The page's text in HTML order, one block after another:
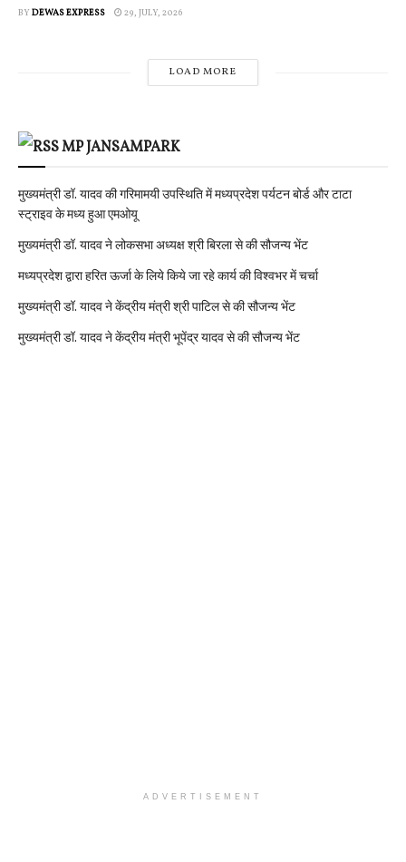
BY DEWAS EXPRESS 29, JULY, 2026
LOAD MORE
MP JANSAMPARK
मुख्यमंत्री डॉ. यादव की गरिमामयी उपस्थिति में मध्यप्रदेश पर्यटन बोर्ड और टाटा
स्ट्राइव के मध्य हुआ एमओयू
मुख्यमंत्री डॉ. यादव ने लोकसभा अध्यक्ष श्री बिरला से की सौजन्य भेंट
मध्यप्रदेश द्वारा हरित ऊर्जा के लिये किये जा रहे कार्य की विश्वभर में चर्चा
मुख्यमंत्री डॉ. यादव ने केंद्रीय मंत्री श्री पाटिल से की सौजन्य भेंट
मुख्यमंत्री डॉ. यादव ने केंद्रीय मंत्री भूपेंद्र यादव से की सौजन्य भेंट
ADVERTISEMENT